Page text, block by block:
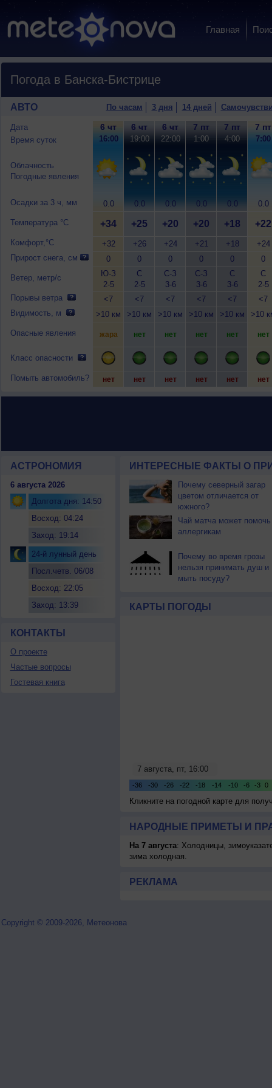
Главная
Погода в Банска-Бистрице
АВТО По часам 3 дня 14 дней
Дата
Время суток
Облачность
Погодные явления
Осадки за 3 ч, мм
Температура °C
Комфорт,°C
Прирост снега, см
Ветер, метр/с
Порывы ветра
Видимость, м
Опасные явления
Класс опасности
Помыть автомобиль?
6 чт
16:00
0.0
+34
+32
0
Ю-З
2-5
<7
>10 км
жара
нет
6 чт
19:00
0.0
+25
+26
0
С
2-5
<7
>10 км
нет
нет
6 чт
22:00
0.0
+20
+24
0
С-З
3-6
<7
>10 км
нет
нет
7 пт
1:00
0.0
+20
+21
0
С-З
3-6
<7
>10 км
нет
нет
7 пт
4:00
0.0
+18
+18
0
С
3-6
<7
>10 км
нет
нет
7 пт
7:00
0.0
+22
+24
0
С
2-5
<7
>10
нет
нет
АСТРОНОМИЯ
6 августа 2026
Долгота дня: 14:50
Восход: 04:24
Заход: 19:14
24-й лунный день
Посл.четв. 06/08
Восход: 22:05
Заход: 13:39
КОНТАКТЫ
О проекте
Частые вопросы
Гостевая книга
ИНТЕРЕСНЫЕ ФАКТЫ О
Почему северный загар
цветом отличается от
южного?
Чай матча может помочь
аллергикам
Почему во время грозы
нельзя принимать душ и
мыть посуду?
КАРТЫ ПОГОДЫ
Кликните на погодной карте для
НАРОДНЫЕ ПРИМЕТЫ И
На 7 августа: Холодницы,
зима холодная.
РЕКЛАМА
Copyright © 2009-2026, Метеонова